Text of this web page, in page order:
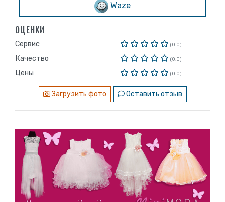
Waze
ОЦЕНКИ
Сервис (0.0)
Качество (0.0)
Цены (0.0)
Загрузить фото Оставить отзыв